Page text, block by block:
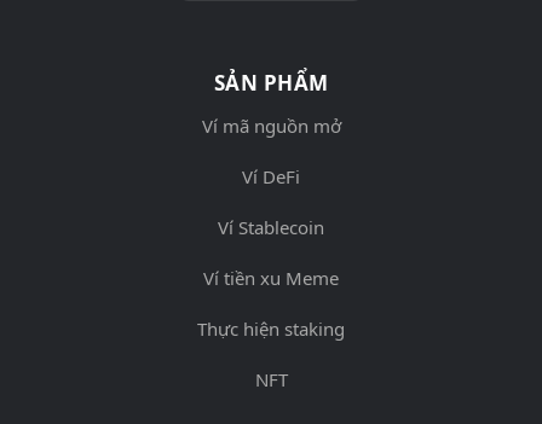
SẢN PHẨM
Ví mã nguồn mở
Ví DeFi
Ví Stablecoin
Ví tiền xu Meme
Thực hiện staking
NFT